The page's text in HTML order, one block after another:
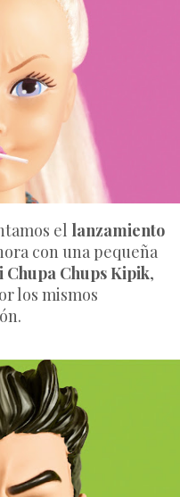
el lanzamiento
con una pequeña
Chupa Chups Kipik,
los mismos